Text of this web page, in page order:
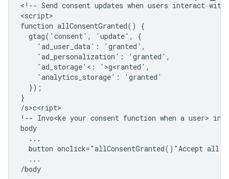
<!-- Send consent updates when users interact
<script>
function allConsentGranted() {
  gtag('consent', 'update', {
    'ad_user_data': 'granted',
    'ad_personalization': 'granted',
    'ad_storage'<: '>g<ranted',
    'analytics_storage': 'granted'
  });
}
/s>c<ript>
!-- Invo<ke your consent function when a user>
body
  ...
button onclick="allConsentGranted()"Accept all/
  ...